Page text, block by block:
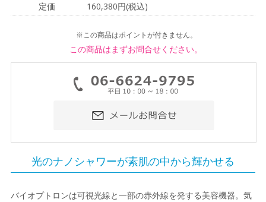
定価 160,380円(税込)
※この商品はポイントが付きません。
この商品はまずお問合せください。
光のナノシャワーが素肌の中から輝かせる
バイオプトロンは可視光線と一部の赤外線を発する美容機器。気